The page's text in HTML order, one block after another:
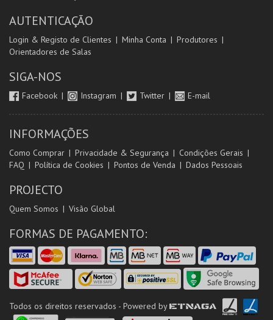
AUTENTICAÇÃO
Login & Registo de Clientes Minha Conta
Produtores
Orientadores de Salas
SIGA-NOS
Facebook Instagram Twitter E-mail
INFORMAÇÕES
Como Comprar Privacidade & Segurança
Condições Gerais
FAQ
Política de Cookies Pontos de Venda Dados Pessoais
PROJECTO
Quem Somos Visão Global
FORMAS DE PAGAMENTO:
Todos os direitos reservados - Powered by ETNAGA